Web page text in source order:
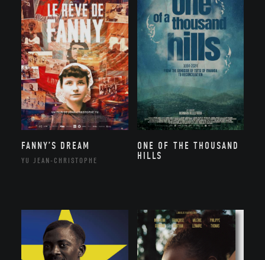
FANNY’S DREAM
YU JEAN-CHRISTOPHE
ONE OF THE THOUSAND
HILLS